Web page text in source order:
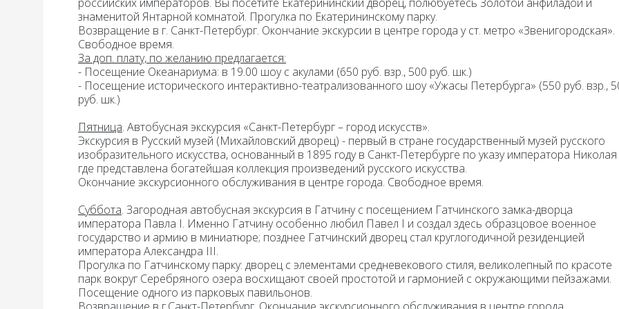
знаменитой Янтарной комнатой. Прогулка по Екатерининскому парку.
Возвращение в г. Санкт-Петербург. Окончание экскурсии в центре города у ст. метро «Звенигородская».
Свободное время.
За доп. плату, по желанию предлагается:
- Посещение Океанариума: в 19.00 шоу с акулами (650 руб. взр., 500 руб. шк.)
- Посещение исторического интерактивно-театрализованного шоу «Ужасы Петербурга» (550 руб. взр.,
руб. шк.)
Пятница. Автобусная экскурсия «Санкт-Петербург – город искусств».
Экскурсия в Русский музей (Михайловский дворец) - первый в стране государственный музей русского
изобразительного искусства, основанный в 1895 году в Санкт-Петербурге по указу императора
где представлена богатейшая коллекция произведений русского искусства.
Окончание экскурсионного обслуживания в центре города. Свободное время.
Суббота. Загородная автобусная экскурсия в Гатчинус посещением Гатчинского замка-дворца
императора Павла I. Именно Гатчину особенно любил Павел I и создал здесь образцовое военное
государство и армию в миниатюре; позднее Гатчинский дворец стал круглогодичной резиденцией
императора Александра III.
Прогулка по Гатчинскому парку: дворец с элементами средневекового стиля, великолепный по красоте
парк вокруг Серебряного озера восхищают своей простотой и гармонией с окружающими пейзажами.
Посещение одного из парковых павильонов.